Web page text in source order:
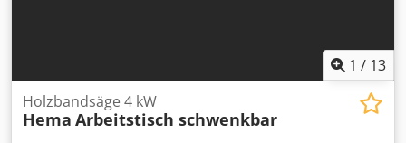
1 / 13
Holzbandsäge 4 kW
Hema Arbeitstisch schwenkbar